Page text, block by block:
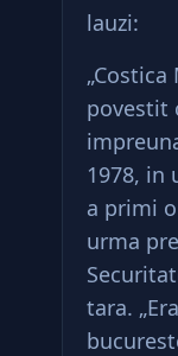
lauzi:
povestit
1978, in
a primi
urma
tara.